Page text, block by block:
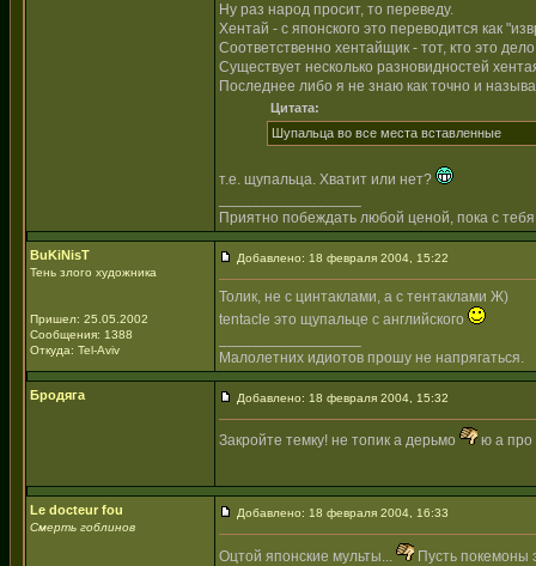
Ну раз народ просит, то переведу.
Хентай - с японского это переводится как
Соответственно хентайщик - тот, кто это
Существует несколько разновидностей
Последнее либо я не знаю как точно и
Цитата:
Шупальца во все места вставленные
т.е. щупальца. Хватит или нет?
Приятно побеждать любой ценой, пока с
BuKiNisT
Тень злого художника
Пришел: 25.05.2002
Сообщения: 1388
Откуда: Tel-Aviv
Добавлено: 18 февраля 2004, 15:22
Толик, не с цинтаклами, а с тентаклами Ж)
tentacle это щупальце с английского
Малолетних идиотов прошу не напрягаться.
Бродяга Добавлено: 18 февраля 2004, 15:32
Закройте темку! не топик а дерьмо ю а про
Le docteur fou
Смерть гоблинов
Добавлено: 18 февраля 2004, 16:33
Оцтой японские мульты...
Пусть покемоны